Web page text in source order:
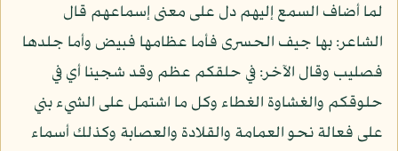
لما أضاف السمع إليهم دل على معنى إسماعهم قال
الشاعر: بها جيف الحسرى فأما عظامها فبيض وأما جلدها
فصليب وقال الآخر: في حلقكم عظم وقد شجينا أي في
حلوقكم والغشاوة الغطاء وكل ما اشتمل على الشيء بني
على فعالة نحو العمامة والقلادة والعصابة وكذلك أسماء